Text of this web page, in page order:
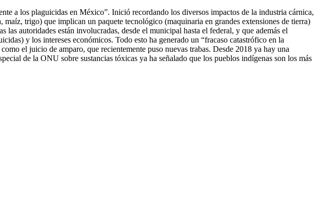
a los plaguicidas en México”. Inició recordando los diversos impactos de la industria cárnica,
trigo) que implican un paquete tecnológico (maquinaria en grandes extensiones de tierra)
autoridades están involucradas, desde el municipal hasta el federal, y que además el
y los intereses económicos. Todo esto ha generado un “fracaso catastrófico en la
el juicio de amparo, que recientemente puso nuevas trabas. Desde 2018 ya hay una
de la ONU sobre sustancias tóxicas ya ha señalado que los pueblos indígenas son los más